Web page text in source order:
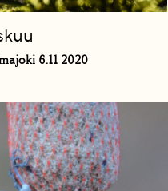
6.11 2020